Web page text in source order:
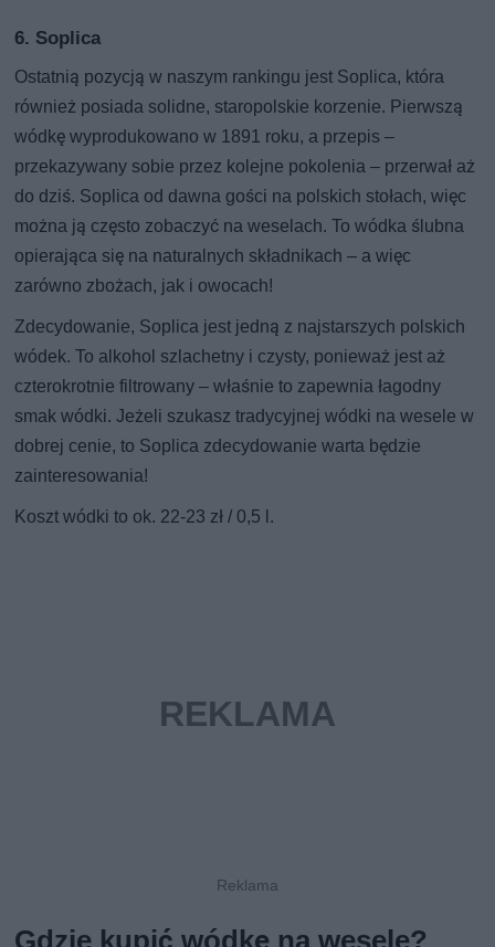
6. Soplica
Ostatnią pozycją w naszym rankingu jest Soplica, która
również posiada solidne, staropolskie korzenie. Pierwszą
wódkę wyprodukowano w 1891 roku, a przepis –
przekazywany sobie przez kolejne pokolenia – przerwał aż
do dziś. Soplica od dawna gości na polskich stołach, więc
można ją często zobaczyć na weselach. To wódka ślubna
opierająca się na naturalnych składnikach – a więc
zarówno zbożach, jak i owocach!
Zdecydowanie, Soplica jest jedną z najstarszych polskich
wódek. To alkohol szlachetny i czysty, ponieważ jest aż
czterokrotnie filtrowany – właśnie to zapewnia łagodny
smak wódki. Jeżeli szukasz tradycyjnej wódki na wesele w
dobrej cenie, to Soplica zdecydowanie warta będzie
zainteresowania!
Koszt wódki to ok. 22-23 zł / 0,5 l.